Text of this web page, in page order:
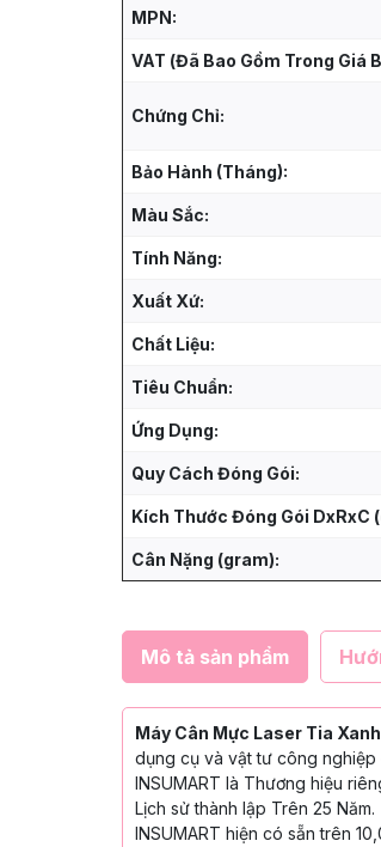
MPN:
VAT (Đã Bao Gồm Trong Giá
Chứng Chỉ:
Bảo Hành (Tháng):
Màu Sắc:
Tính Năng:
Xuất Xứ:
Chất Liệu:
Tiêu Chuẩn:
Ứng Dụng:
Quy Cách Đóng Gói:
Kích Thước Đóng Gói DxRxC
Cân Nặng (gram):
Mô tả sản phẩm
Máy Cân Mực Laser Tia
dụng cụ và vật tư công nghiệp
INSUMART là Thương hiệu
Lịch sử thành lập Trên 25 Năm.
INSUMART hiện có sẵn trên